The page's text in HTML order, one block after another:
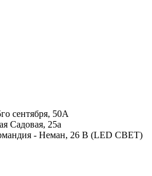
сентября, 50А
Садовая, 25а
- Неман, 26 В (LED СВЕТ)